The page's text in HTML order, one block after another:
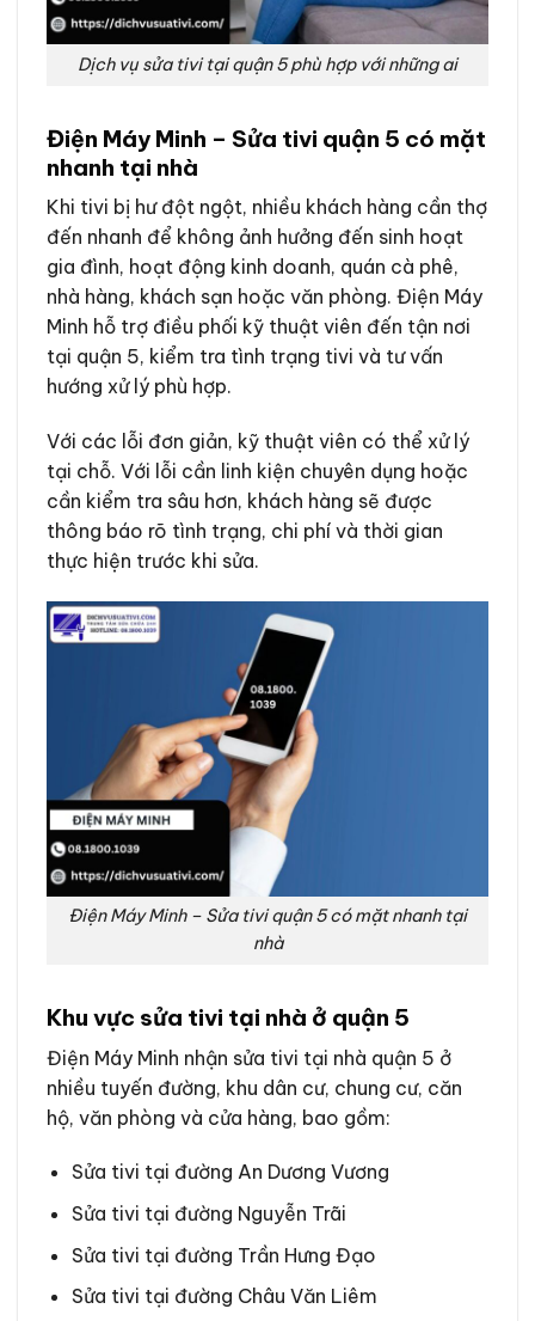
Dịch vụ sửa tivi tại quận 5 phù hợp với những ai
Điện Máy Minh – Sửa tivi quận 5 có mặt
nhanh tại nhà
Khi tivi bị hư đột ngột, nhiều khách hàng cần thợ
đến nhanh để không ảnh hưởng đến sinh hoạt
gia đình, hoạt động kinh doanh, quán cà phê,
nhà hàng, khách sạn hoặc văn phòng. Điện Máy
Minh hỗ trợ điều phối kỹ thuật viên đến tận nơi
tại quận 5, kiểm tra tình trạng tivi và tư vấn
hướng xử lý phù hợp.
Với các lỗi đơn giản, kỹ thuật viên có thể xử lý
tại chỗ. Với lỗi cần linh kiện chuyên dụng hoặc
cần kiểm tra sâu hơn, khách hàng sẽ được
thông báo rõ tình trạng, chi phí và thời gian
thực hiện trước khi sửa.
Điện Máy Minh – Sửa tivi quận 5 có mặt nhanh tại
nhà
Khu vực sửa tivi tại nhà ở quận 5
Điện Máy Minh nhận sửa tivi tại nhà quận 5 ở
nhiều tuyến đường, khu dân cư, chung cư, căn
hộ, văn phòng và cửa hàng, bao gồm:
Sửa tivi tại đường An Dương Vương
Sửa tivi tại đường Nguyễn Trãi
Sửa tivi tại đường Trần Hưng Đạo
Sửa tivi tại đường Châu Văn Liêm